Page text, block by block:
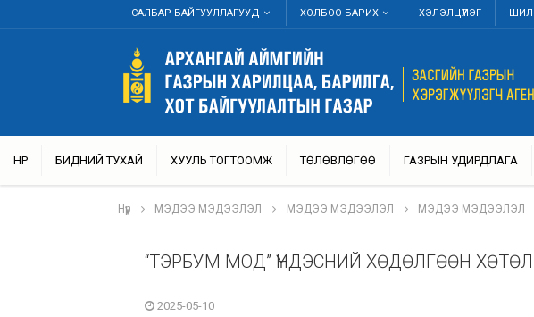
САЛБАР БАЙГУУЛЛАГУУД ХОЛБОО БАРИХ ХЭЛЭЛЦҮҮЛЭГ
НҮҮР БИДНИЙ ТУХАЙ ХУУЛЬ ТОГТООМЖ ТӨЛӨВЛӨГӨӨ ГАЗРЫН УДИРДЛАГА
Нүүр МЭДЭЭ МЭДЭЭЛЭЛ МЭДЭЭ МЭДЭЭЛЭЛ МЭДЭЭ МЭДЭЭЛЭЛ
“ТЭРБУМ МОД” ҮНДЭСНИЙ ХӨДӨЛГӨӨН
2025-05-10